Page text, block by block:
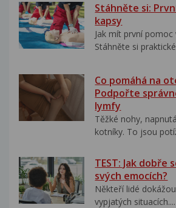
Stáhněte si:
kapsy
Jak mít první pomoc
Stáhněte si
Co pomáhá na
Podpořte
lymfy
Těžké nohy,
kotníky. To jsou
TEST: Jak dobře
svých emocích?
Někteří lidé
vypjatých situacích....